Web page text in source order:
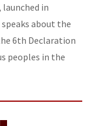
, launched in
speaks about the
6th Declaration
peoples in the